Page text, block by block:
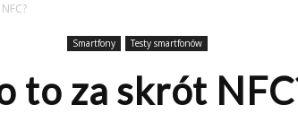
Smartfony Testy smartfonów
to za skrót